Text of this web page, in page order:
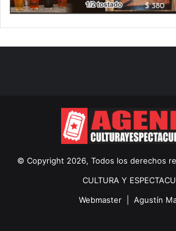
© Copyright 2026, Todos los derechos
CULTURA Y
Webmaster | Agustín